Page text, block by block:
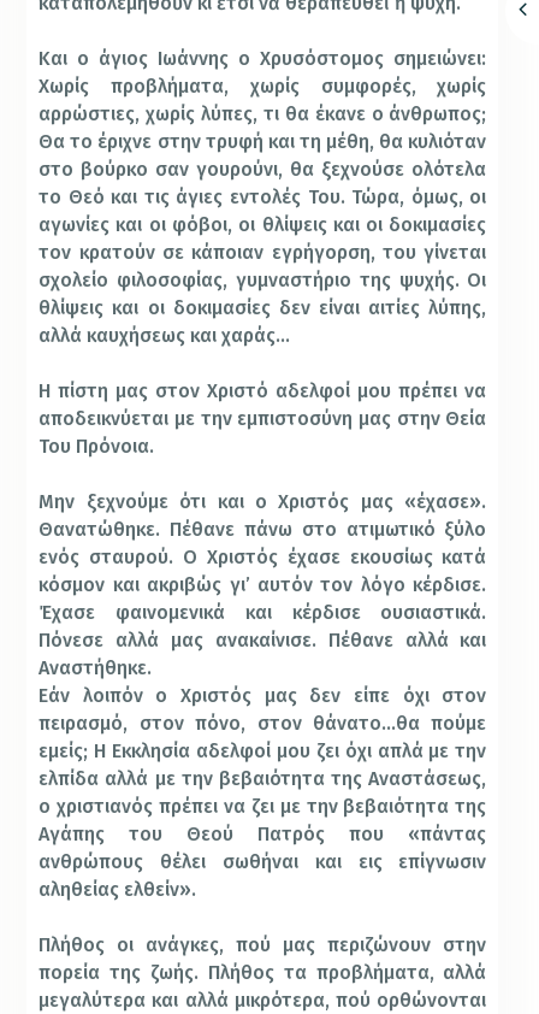
Και ο άγιος Ιωάννης ο Χρυσόστομος σημειώνει:
Χωρίς προβλήματα, χωρίς συμφορές, χωρίς
αρρώστιες, χωρίς λύπες, τι θα έκανε ο άνθρωπος;
Θα το έριχνε στην τρυφή και τη μέθη, θα κυλιόταν
στο βούρκο σαν γουρούνι, θα ξεχνούσε ολότελα
το Θεό και τις άγιες εντολές Του. Τώρα, όμως, οι
αγωνίες και οι φόβοι, οι θλίψεις και οι δοκιμασίες
τον κρατούν σε κάποιαν εγρήγορση, του γίνεται
σχολείο φιλοσοφίας, γυμναστήριο της ψυχής. Οι
θλίψεις και οι δοκιμασίες δεν είναι αιτίες λύπης,
αλλά καυχήσεως και χαράς…
Η πίστη μας στον Χριστό αδελφοί μου πρέπει να
αποδεικνύεται με την εμπιστοσύνη μας στην Θεία
Του Πρόνοια.
Μην ξεχνούμε ότι και ο Χριστός μας «έχασε».
Θανατώθηκε. Πέθανε πάνω στο ατιμωτικό ξύλο
ενός σταυρού. Ο Χριστός έχασε εκουσίως κατά
κόσμον και ακριβώς γι’ αυτόν τον λόγο κέρδισε.
Έχασε φαινομενικά και κέρδισε ουσιαστικά.
Πόνεσε αλλά μας ανακαίνισε. Πέθανε αλλά και
Αναστήθηκε.
Εάν λοιπόν ο Χριστός μας δεν είπε όχι στον
πειρασμό, στον πόνο, στον θάνατο…θα πούμε
εμείς; Η Εκκλησία αδελφοί μου ζει όχι απλά με την
ελπίδα αλλά με την βεβαιότητα της Αναστάσεως,
ο χριστιανός πρέπει να ζει με την βεβαιότητα της
Αγάπης του Θεού Πατρός που «πάντας
ανθρώπους θέλει σωθήναι και εις επίγνωσιν
αληθείας ελθείν».
Πλήθος οι ανάγκες, πού μας περιζώνουν στην
πορεία της ζωής. Πλήθος τα προβλήματα, αλλά
μεγαλύτερα και αλλά μικρότερα, πού ορθώνονται